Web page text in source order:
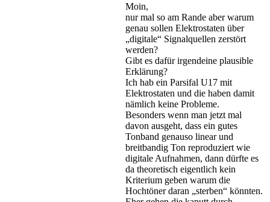
Moin,
nur mal so am Rande aber warum
genau sollen Elektrostaten über
„digitale“ Signalquellen zerstört
werden?
Gibt es dafür irgendeine plausible
Erklärung?
Ich hab ein Parsifal U17 mit
Elektrostaten und die haben damit
nämlich keine Probleme.
Besonders wenn man jetzt mal
davon ausgeht, dass ein gutes
Tonband genauso linear und
breitbandig Ton reproduziert wie
digitale Aufnahmen, dann dürfte es
da theoretisch eigentlich kein
Kriterium geben warum die
Hochtöner daran „sterben“ könnten.